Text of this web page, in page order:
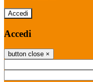
Accedi
Accedi
button close ×